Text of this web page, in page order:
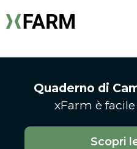
Quaderno di
xFarm è
Scopri